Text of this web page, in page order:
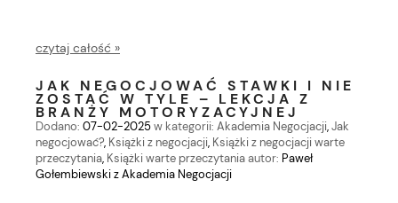
czytaj całość »
JAK NEGOCJOWAĆ STAWKI I NIE
ZOSTAĆ W TYLE – LEKCJA Z
BRANŻY MOTORYZACYJNEJ
Dodano: 07-02-2025w kategorii: Akademia Negocjacji,Jak
negocjować?, Książki z negocjacji, Książki z negocjacji warte
przeczytania, Książki warte przeczytaniaautor: Paweł
Gołembiewski z Akademia Negocjacji